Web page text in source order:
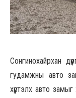
Сонгинохайрхан
гудамжны авто
хүртэлх авто